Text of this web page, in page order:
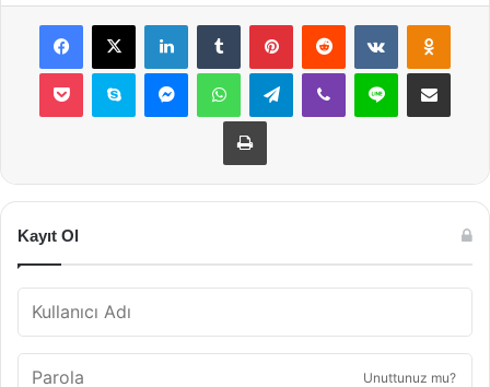
Facebook
X LinkedInTumblr PinterestReddit VKontakte
Pocket Skype MessengerWhatsAppTelegramViber Line E-Posta ile
Yazdır
Kayıt Ol
Unuttunuz mu?